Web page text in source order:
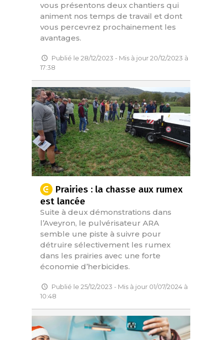
vous présentons deux chantiers qui
animent nos temps de travail et dont
vous percevrez prochainement les
avantages.
Publié le 28/12/2023 - Mis à jour 20/12/2023 à
17:38
Prairies : la chasse aux rumex
est lancée
Suite à deux démonstrations dans
l’Aveyron, le pulvérisateur ARA
semble une piste à suivre pour
détruire sélectivement les rumex
dans les prairies avec une forte
économie d’herbicides.
Publié le 25/12/2023 - Mis à jour 01/07/2024 à
10:48